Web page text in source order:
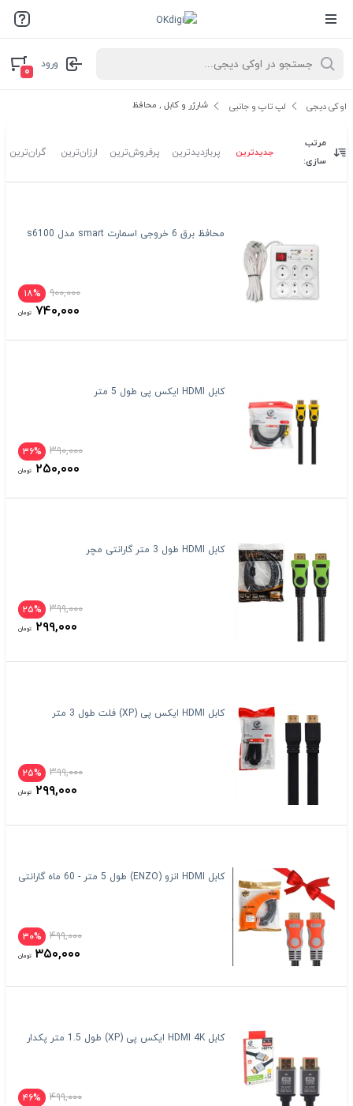
ورود
۰
اوکی دیجی لپ تاپ و جانبی شارژر و کابل , محافظ
مرتب
سازی:
جدیدترین پربازدیدترین پرفروش‌ترین ارزان‌ترین گران‌ترین
محافظ برق 6 خروجی اسمارت smart مدل s6100
۱۸% ۹۰۰,۰۰۰
۷۴۰,۰۰۰ تومان
کابل HDMI ایکس پی طول 5 متر
۳۶% ۳۹۰,۰۰۰
۲۵۰,۰۰۰ تومان
کابل HDMI طول 3 متر گارانتی مچر
۲۵% ۳۹۹,۰۰۰
۲۹۹,۰۰۰ تومان
کابل HDMI ایکس پی (XP) فلت طول 3 متر
۲۵% ۳۹۹,۰۰۰
۲۹۹,۰۰۰ تومان
کابل HDMI انزو (ENZO) طول 5 متر - 60 ماه گارانتی
۳۰% ۴۹۹,۰۰۰
۳۵۰,۰۰۰ تومان
کابل HDMI 4K ایکس پی (XP) طول 1.5 متر پکدار
۴۶% ۴۹۹,۰۰۰